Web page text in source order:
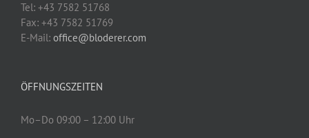
Tel: +43 7582 51768
Fax: +43 7582 51769
E-Mail: office@bloderer.com
ÖFFNUNGSZEITEN
Mo–Do 09:00 – 12:00 Uhr